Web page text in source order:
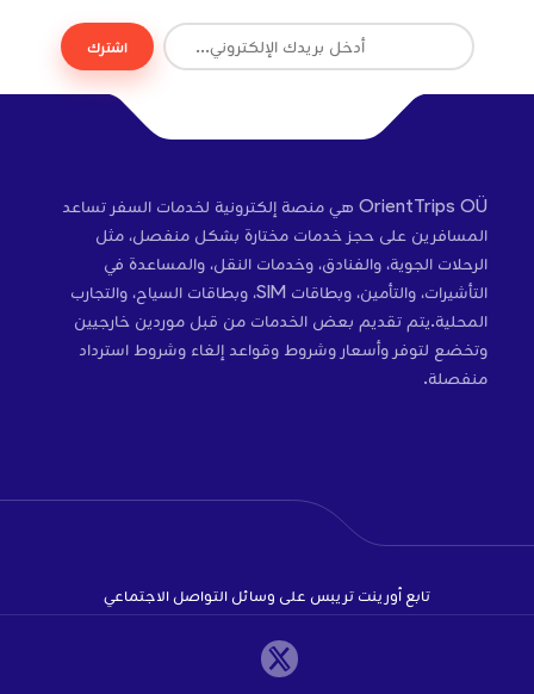
اشترك
OrientTrips OÜ هي منصة إلكترونية لخدمات السفر تساعد
المسافرين على حجز خدمات مختارة بشكل منفصل، مثل
الرحلات الجوية، والفنادق، وخدمات النقل، والمساعدة في
التأشيرات، والتأمين، وبطاقات SIM، وبطاقات السياح، والتجارب
المحلية.يتم تقديم بعض الخدمات من قبل موردين خارجيين
وتخضع لتوفر وأسعار وشروط وقواعد إلغاء وشروط استرداد
منفصلة.
تابع أورينت تريبس على وسائل التواصل الاجتماعي